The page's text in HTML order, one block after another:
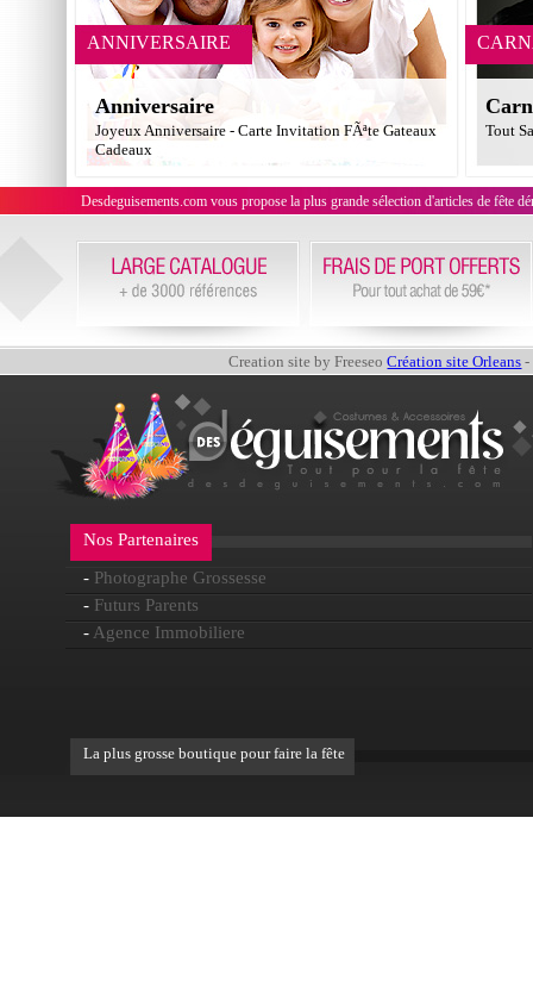
ANNIVERSAIRE
Anniversaire
Joyeux Anniversaire - Carte Invitation FÃªte Gateaux
Cadeaux
Tout
Desdeguisements.com vous propose la plus grande sélection d'articles de fête
Creation site by FreeseoCréation site Orleans -
Nos Partenaires
- Photographe Grossesse
- Futurs Parents
- Agence Immobiliere
La plus grosse boutique pour faire la fête